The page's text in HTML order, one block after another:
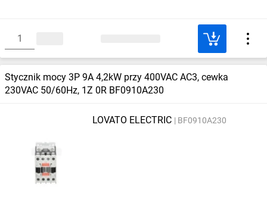
Stycznik mocy 3P 9A 4,2kW przy 400VAC AC3, cewka
230VAC 50/60Hz, 1Z 0R BF0910A230
LOVATO ELECTRIC BF0910A230